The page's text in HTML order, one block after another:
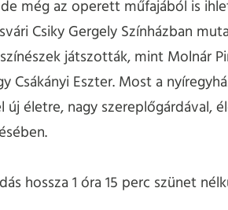
még az operett műfajából is
Csiky Gergely Színházban
játszották, mint Molnár
Csákányi Eszter. Most a
új életre, nagy szereplőgárdával,
hossza 1 óra 15 perc szünet